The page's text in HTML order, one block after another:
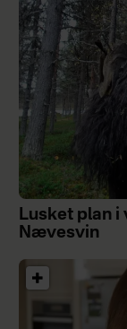
Lusket plan
Nævesvin